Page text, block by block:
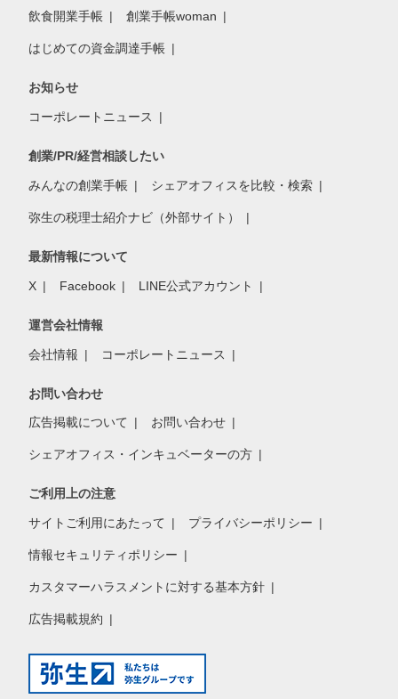
飲食開業手帳 創業手帳woman
はじめての資金調達手帳
お知らせ
コーポレートニュース
創業/PR/経営相談したい
みんなの創業手帳 シェアオフィスを比較・検索
弥生の税理士紹介ナビ（外部サイト）
最新情報について
X Facebook LINE公式アカウント
運営会社情報
会社情報 コーポレートニュース
お問い合わせ
広告掲載について お問い合わせ
シェアオフィス・インキュベーターの方
ご利用上の注意
サイトご利用にあたって プライバシーポリシー
情報セキュリティポリシー
カスタマーハラスメントに対する基本方針
広告掲載規約